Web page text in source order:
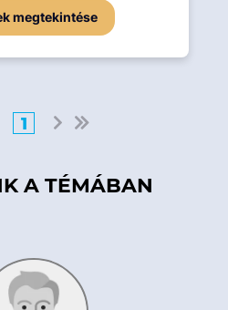
megtekintése
1
A TÉMÁBAN